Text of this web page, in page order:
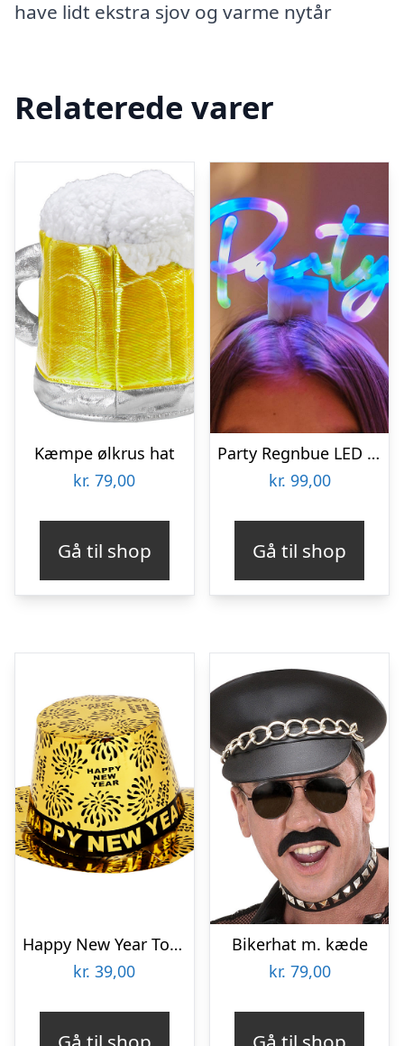
have lidt ekstra sjov og varme nytår
Relaterede varer
Kæmpe ølkrus hat
kr. 79,00
Gå til shop
Party Regnbue LED Hårbøjle
kr. 99,00
Gå til shop
Happy New Year Tophat Guld
kr. 39,00
Bikerhat m. kæde
kr. 79,00